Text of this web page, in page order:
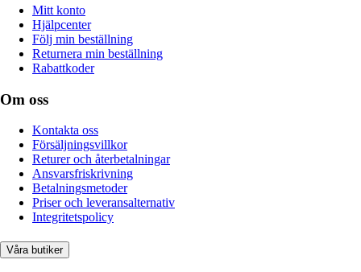
Mitt konto
Hjälpcenter
Följ min beställning
Returnera min beställning
Rabattkoder
Om oss
Kontakta oss
Försäljningsvillkor
Returer och återbetalningar
Ansvarsfriskrivning
Betalningsmetoder
Priser och leveransalternativ
Integritetspolicy
Våra butiker